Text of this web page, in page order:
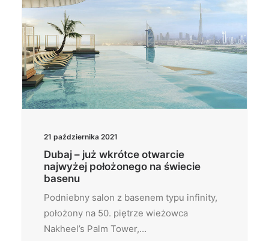
21 października 2021
Dubaj – już wkrótce otwarcie
najwyżej położonego na świecie
basenu
Podniebny salon z basenem typu infinity,
położony na 50. piętrze wieżowca
Nakheel’s Palm Tower,…